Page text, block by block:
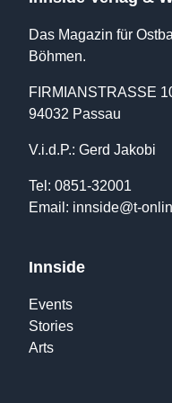
Das Magazin für
Böhmen.
FIRMIANSTRASSE
94032 Passau
V.i.d.P.: Gerd Jakobi
Tel: 0851-32001
Email: innside@t-
Innside
Events
Stories
Arts